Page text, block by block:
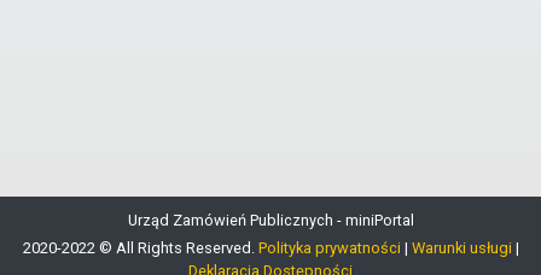
Urząd Zamówień Publicznych - miniPortal
2020-2022 © All Rights Reserved. Polityka prywatności | Warunki usługi |
Deklaracja Dostępności